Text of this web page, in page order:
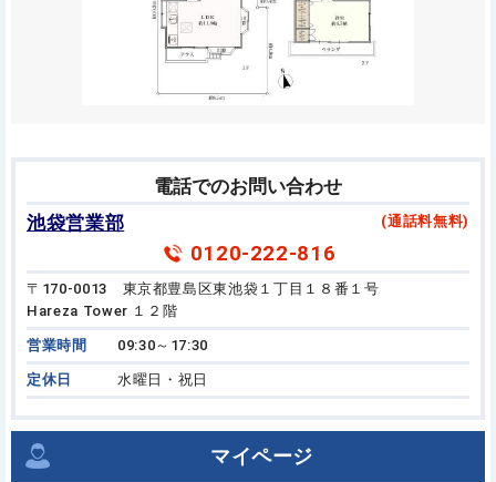
電話でのお問い合わせ
池袋営業部
(通話料無料)
0120-222-816
〒170-0013 東京都豊島区東池袋１丁目１８番１号
Hareza Tower １２階
営業時間 09:30～17:30
定休日 水曜日・祝日
マイページ